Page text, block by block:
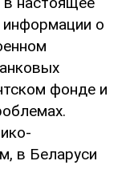
о
фонде и
в Беларуси